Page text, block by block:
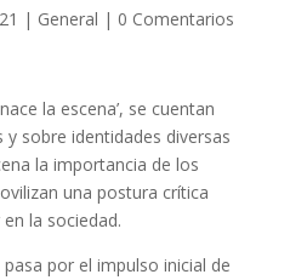
| General | 0 Comentarios
la escena’, se cuentan
sobre identidades diversas
la importancia de los
una postura crítica
la sociedad.
por el impulso inicial de